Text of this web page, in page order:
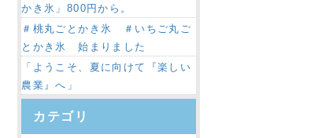
かき氷」800円から。
＃桃丸ごとかき氷 ＃いちご丸ご
とかき氷 始まりました
「ようこそ、夏に向けて『楽しい
農業』へ」
カテゴリ